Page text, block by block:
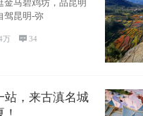
金马碧鸡坊，品昆明
驾昆明-弥
万  34
站，来古滇名城